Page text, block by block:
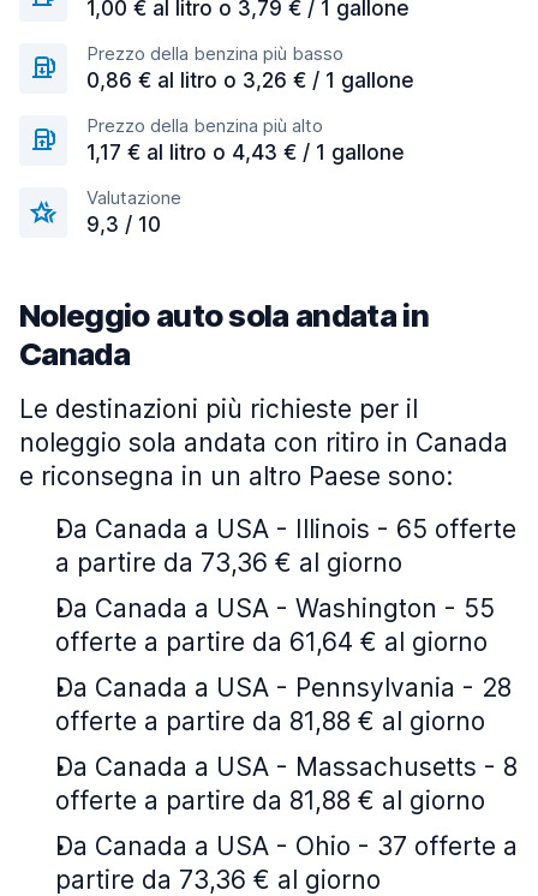
1,00 € al litro o 3,79 € / 1 gallone
Prezzo della benzina più basso
0,86 € al litro o 3,26 € / 1 gallone
Prezzo della benzina più alto
1,17 € al litro o 4,43 € / 1 gallone
Valutazione
9,3 / 10
Noleggio auto sola andata in
Canada
Le destinazioni più richieste per il
noleggio sola andata con ritiro in Canada
e riconsegna in un altro Paese sono:
Da Canada a USA - Illinois - 65 offerte
a partire da 73,36 € al giorno
Da Canada a USA - Washington - 55
offerte a partire da 61,64 € al giorno
Da Canada a USA - Pennsylvania - 28
offerte a partire da 81,88 € al giorno
Da Canada a USA - Massachusetts - 8
offerte a partire da 81,88 € al giorno
Da Canada a USA - Ohio - 37 offerte a
partire da 73,36 € al giorno